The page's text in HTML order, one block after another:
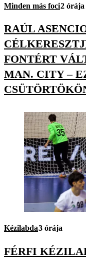
Minden más foci2 órája
RAÚL
FONTÉRT
MAN. CITY –
Kézilabda3 órája
FÉRFI